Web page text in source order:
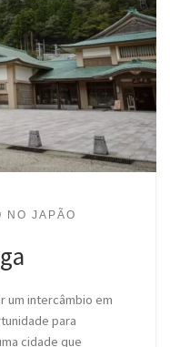
NO JAPÃO
um intercâmbio em
para
cidade que